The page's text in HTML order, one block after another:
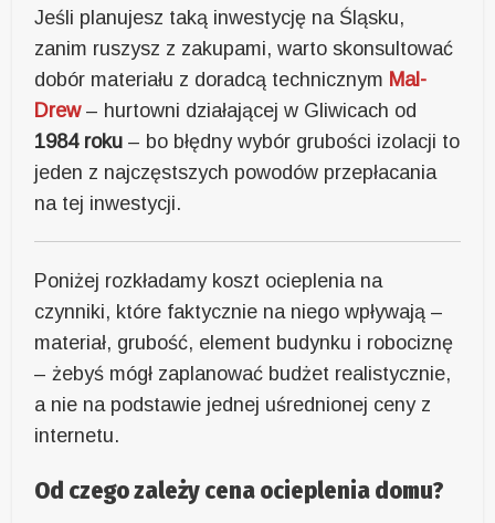
Jeśli planujesz taką inwestycję na Śląsku,
zanim ruszysz z zakupami, warto skonsultować
dobór materiału z doradcą technicznym Mal-
Drew– hurtowni działającej w Gliwicach od
1984 roku – bo błędny wybór grubości izolacji to
jeden z najczęstszych powodów przepłacania
na tej inwestycji.
Poniżej rozkładamy koszt ocieplenia na
czynniki, które faktycznie na niego wpływają –
materiał, grubość, element budynku i robociznę
– żebyś mógł zaplanować budżet realistycznie,
a nie na podstawie jednej uśrednionej ceny z
internetu.
Od czego zależy cena ocieplenia domu?